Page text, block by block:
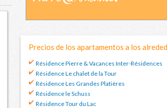
Precios de los apartamentos a los
Résidence Pierre & Vacances Inter-Résidences
Résidence Le chalet de la Tour
Résidence Les Grandes Platières
Résidence le Schuss
Résidence Tour du Lac